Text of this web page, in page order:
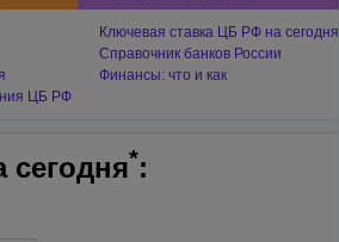
ЦБ РФ
Ключевая ставка ЦБ РФ на сегодня
Справочник банков России
Финансы: что и как
сегодня*: